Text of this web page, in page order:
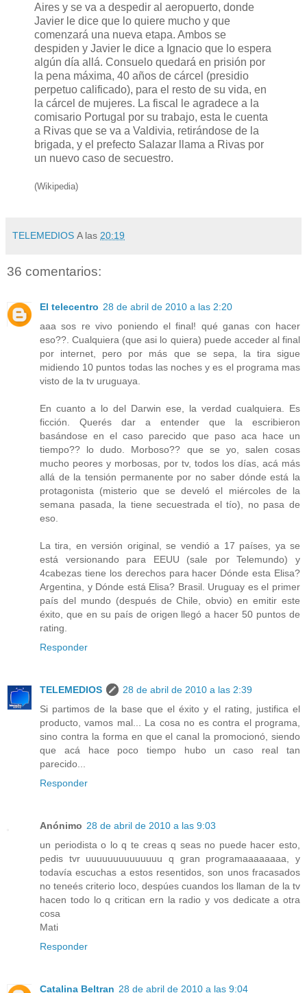
Aires y se va a despedir al aeropuerto, donde
Javier le dice que lo quiere mucho y que
comenzará una nueva etapa. Ambos se
despiden y Javier le dice a Ignacio que lo espera
algún día allá. Consuelo quedará en prisión por
la pena máxima, 40 años de cárcel (presidio
perpetuo calificado), para el resto de su vida, en
la cárcel de mujeres. La fiscal le agradece a la
comisario Portugal por su trabajo, esta le cuenta
a Rivas que se va a Valdivia, retirándose de la
brigada, y el prefecto Salazar llama a Rivas por
un nuevo caso de secuestro.
(Wikipedia)
TELEMEDIOS A las 20:19
36 comentarios:
El telecentro 28 de abril de 2010 a las 2:20
aaa sos re vivo poniendo el final! qué ganas con hacer
eso??. Cualquiera (que asi lo quiera) puede acceder al final
por internet, pero por más que se sepa, la tira sigue
midiendo 10 puntos todas las noches y es el programa mas
visto de la tv uruguaya.
En cuanto a lo del Darwin ese, la verdad cualquiera. Es
ficción. Querés dar a entender que la escribieron
basándose en el caso parecido que paso aca hace un
tiempo?? lo dudo. Morboso?? que se yo, salen cosas
mucho peores y morbosas, por tv, todos los días, acá más
allá de la tensión permanente por no saber dónde está la
protagonista (misterio que se develó el miércoles de la
semana pasada, la tiene secuestrada el tío), no pasa de
eso.
La tira, en versión original, se vendió a 17 países, ya se
está versionando para EEUU (sale por Telemundo) y
4cabezas tiene los derechos para hacer Dónde esta Elisa?
Argentina, y Dónde está Elisa? Brasil. Uruguay es el primer
país del mundo (después de Chile, obvio) en emitir este
éxito, que en su país de origen llegó a hacer 50 puntos de
rating.
Responder
TELEMEDIOS
28 de abril de 2010 a las 2:39
Si partimos de la base que el éxito y el rating, justifica el
producto, vamos mal... La cosa no es contra el programa,
sino contra la forma en que el canal la promocionó, siendo
que acá hace poco tiempo hubo un caso real tan
parecido...
Responder
Anónimo 28 de abril de 2010 a las 9:03
un periodista o lo q te creas q seas no puede hacer esto,
pedis tvr uuuuuuuuuuuuuu q gran programaaaaaaaa, y
todavía escuchas a estos resentidos, son unos fracasados
no teneés criterio loco, despúes cuandos los llaman de la tv
hacen todo lo q critican ern la radio y vos dedicate a otra
cosa
Mati
Responder
Catalina Beltran 28 de abril de 2010 a las 9:04